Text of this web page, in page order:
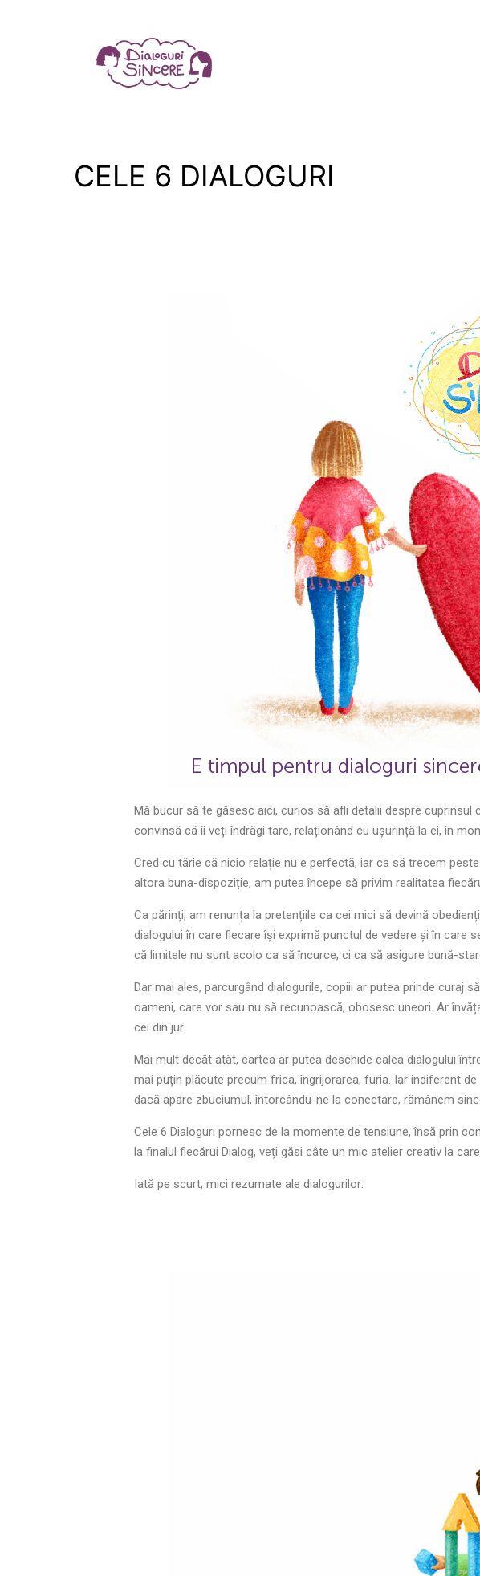
CELE 6 DIALOGURI
Mă bucur să te găsesc aici, curios să afli detalii despre
convinsă că îi veți îndrăgi tare, relaționând cu ușurință la ei, în
Cred cu tărie că nicio relație nu e perfectă, iar ca să trecem
altora buna-dispoziție, am putea începe să privim realitatea
Ca părinți, am renunța la pretențiile ca cei mici să devină
dialogului în care fiecare își exprimă punctul de vedere și în
că limitele nu sunt acolo ca să încurce, ci ca să asigure bună-
Dar mai ales, parcurgând dialogurile, copiii ar putea prinde curaj
oameni, care vor sau nu să recunoască, obosesc uneori. Ar
cei din jur.
Mai mult decât atât, cartea ar putea deschide calea dialogului
mai puțin plăcute precum frica, îngrijorarea, furia. Iar indiferent
dacă apare zbuciumul, întorcându-ne la conectare, rămânem
Cele 6 Dialoguri pornesc de la momente de tensiune, însă prin
la finalul fiecărui Dialog, veți găsi câte un mic atelier creativ la
Iată pe scurt, mici rezumate ale dialogurilor: